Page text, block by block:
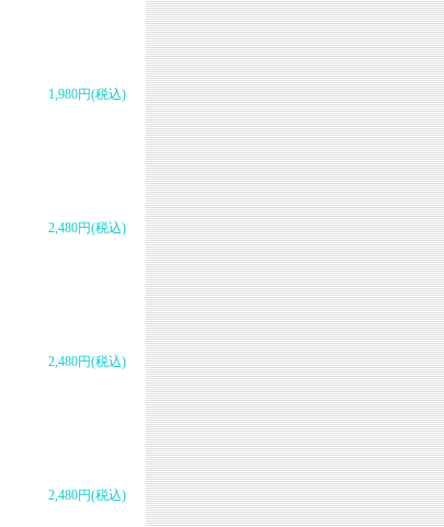
1,980円(税込)
2,480円(税込)
2,480円(税込)
2,480円(税込)